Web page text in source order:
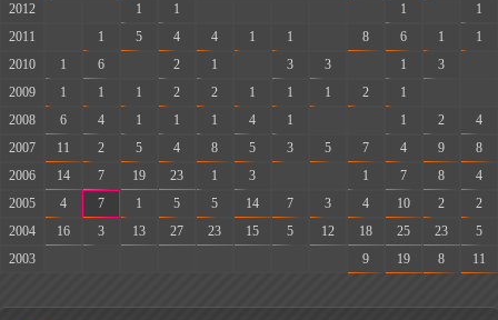
2012
1 1 1
1
2011
1 5 4 4 1 1 8 6 1
1
2010
1 6 2 1 3 3 1 3
2009
1 1 1 2 2 1 1 1 2 1
2008
6 4 1 1 1 4 1 1 2
4
2007
11 2 5 4 8 5 3 5 7 4 9
8
2006
14 7 19 23 1 3 1 7 8
4
2005
4 7 1 5 5 14 7 3 4 10 2
2
2004
16 3 13 27 23 15 5 12 18 25 23
5
2003
9 19 8 11